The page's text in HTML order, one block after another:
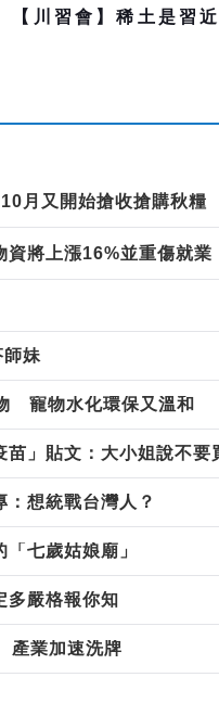
【川習會】稀土是習
月又開始搶收搶購秋糧
將上漲16%並重傷就業
妹
寵物水化環保又溫和
」貼文：大小姐說不要
想統戰台灣人？
七歲姑娘廟」
嚴格報你知
業加速洗牌